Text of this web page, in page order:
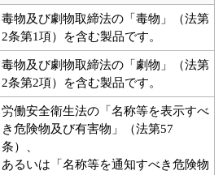
毒物及び劇物取締法の「毒物」（法第
2条第1項）を含む製品です。
毒物及び劇物取締法の「劇物」（法第
2条第2項）を含む製品です。
労働安全衛生法の「名称等を表示すべ
き危険物及び有害物」（法第57
条）、
あるいは「名称等を通知すべき危険物